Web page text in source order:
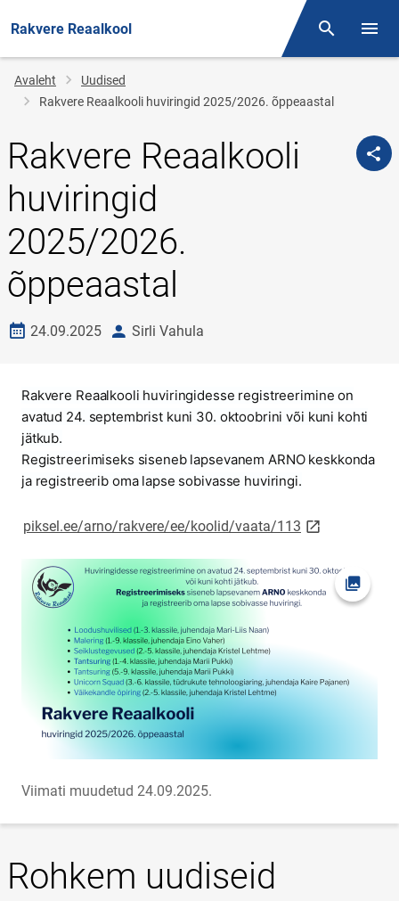
Rakvere Reaalkool Otsing
Jälglink
Avaleht
Uudised
Rakvere Reaalkooli huviringid 2025/2026. õppeaastal
Rakvere Reaalkooli
huviringid
2025/2026.
õppeaastal
Loomise kuupäev
24.09.2025 autorSirli Vahula
Rakvere Reaalkooli huviringidesse registreerimine on
avatud 24. septembrist kuni 30. oktoobrini või kuni kohti
jätkub.
Registreerimiseks siseneb lapsevanem ARNO keskkonda
ja registreerib oma lapse sobivasse huviringi.
piksel.ee/arno/rakvere/ee/koolid/vaata/113 link opens on
Ava
Viimati muudetud 24.09.2025.
Rohkem uudiseid